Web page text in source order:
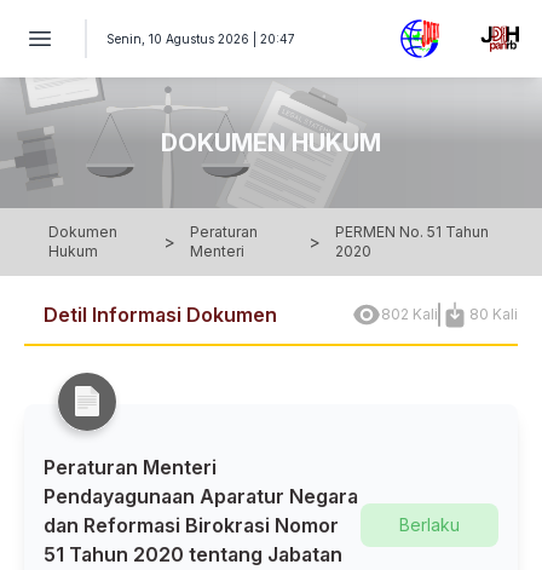
PERATURAN MENTERI Nomor 51 Tahun 2020 - Peraturan
Senin, 10 Agustus 2026 | 20:47
DOKUMEN HUKUM
Dokumen
Hukum
>
Peraturan
Menteri
>
PERMEN No. 51 Tahun
2020
Detil Informasi Dokumen 802 Kali 80 Kali
Peraturan Menteri
Pendayagunaan Aparatur Negara
dan Reformasi Birokrasi Nomor
51 Tahun 2020 tentang Jabatan
Berlaku